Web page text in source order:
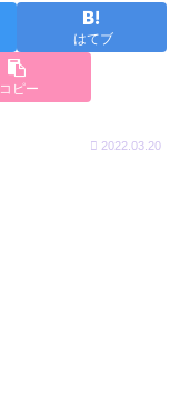
はてブ
コピー
2022.03.20